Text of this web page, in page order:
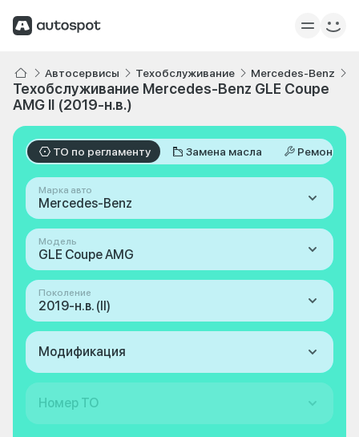
Автосервисы Техобслуживание Mercedes-Benz
Техобслуживание Mercedes-Benz GLE Coupe
AMG II (2019-н.в.)
ТО по регламенту Замена масла Ремонт
Марка авто
Mercedes-Benz
Модель
GLE Coupe AMG
Поколение
2019-н.в. (II)
Модификация
Номер ТО